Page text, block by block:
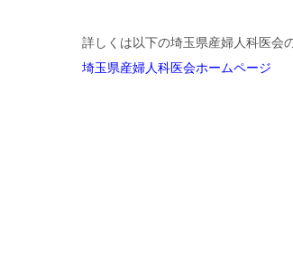
詳しくは以下の埼玉県産婦人科医会
埼玉県産婦人科医会ホームページ